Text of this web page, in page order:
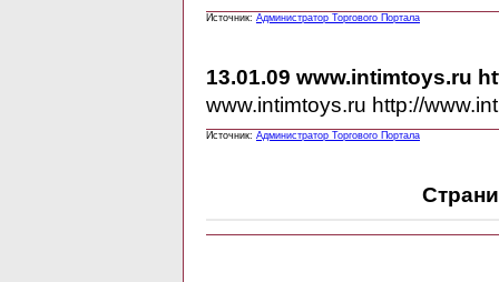
Источник: Администратор Торгового Портала
13.01.09 www.intimtoys.ru
www.intimtoys.ru http://
Источник: Администратор Торгового Портала